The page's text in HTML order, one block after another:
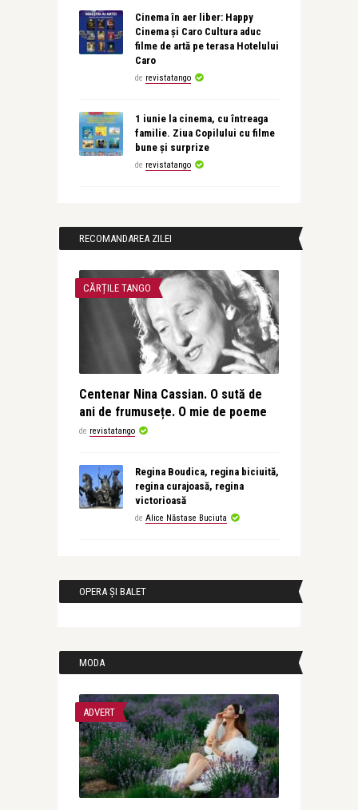
Cinema în aer liber: Happy
Cinema și Caro Cultura aduc
filme de artă pe terasa Hotelului
Caro
de revistatango
1 iunie la cinema, cu întreaga
familie. Ziua Copilului cu filme
bune și surprize
de revistatango
RECOMANDAREA ZILEI
CĂRȚILE TANGO
Centenar Nina Cassian. O sută de
ani de frumusețe. O mie de poeme
de revistatango
Regina Boudica, regina biciuită,
regina curajoasă, regina
victorioasă
de Alice Năstase Buciuta
OPERA ȘI BALET
MODA
ADVERT